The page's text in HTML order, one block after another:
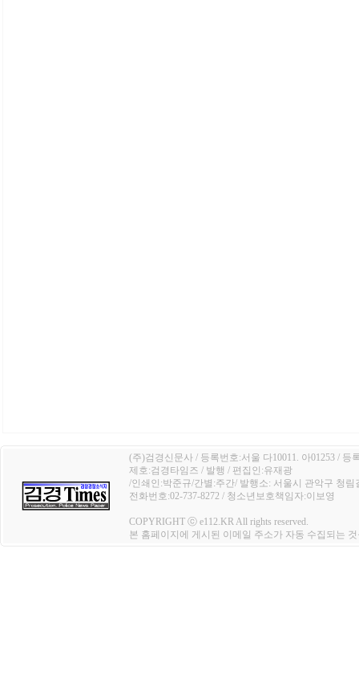
(주)검경신문사 / 등록번호:서울 다10011. 아01253 / 등
제호:검경타임즈 / 발행 / 편집인:유재광
/인쇄인:박준규/간별:주간/ 발행소: 서울시 관악구 청림
전화번호:02-737-8272 / 청소년보호책임자:이보영
COPYRIGHT ⓒ e112.KR All rights reserved.
본 홈페이지에 게시된 이메일 주소가 자동 수집되는